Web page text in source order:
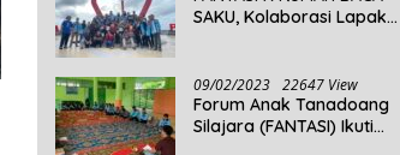
SAKU, Kolaborasi Lapak
09/02/2023 22647 View
Forum Anak Tanadoang
Silajara (FANTASI) Ikuti